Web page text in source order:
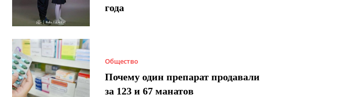
года
Общество
Почему один препарат продавали
за 123 и 67 манатов